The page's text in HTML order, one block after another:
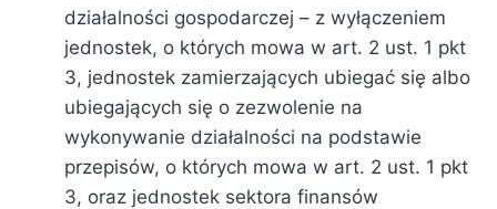
działalności gospodarczej – z wyłączeniem
jednostek, o których mowa w art. 2 ust. 1 pkt
3, jednostek zamierzających ubiegać się albo
ubiegających się o zezwolenie na
wykonywanie działalności na podstawie
przepisów, o których mowa w art. 2 ust. 1 pkt
3, oraz jednostek sektora finansów